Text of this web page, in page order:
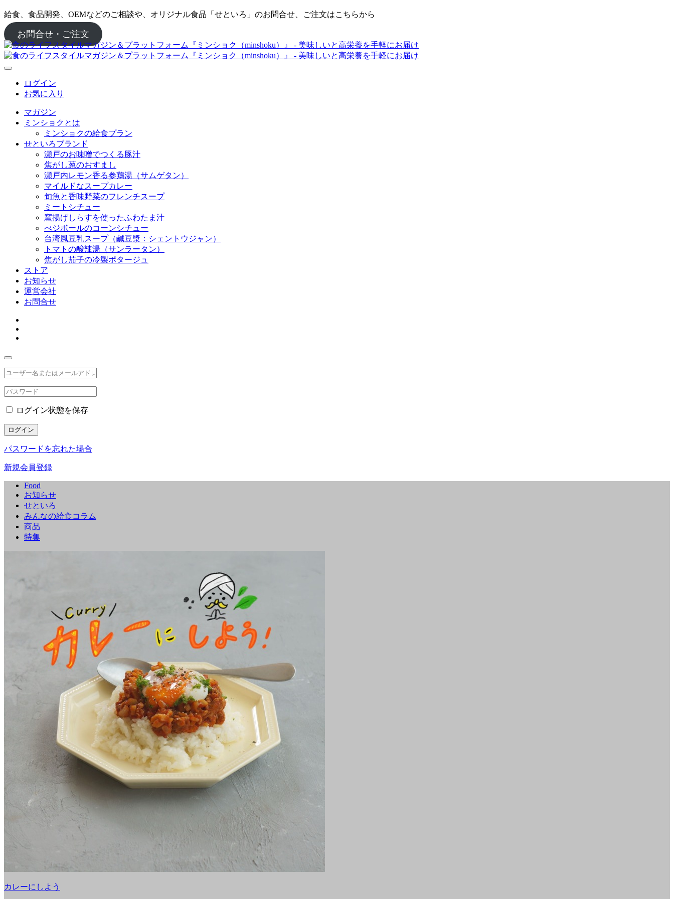
給食、食品開発、OEMなどのご相談や、オリジナル食品「せといろ」のお問合せ、ご注文はこちらから
お問合せ・ご注文
ログイン
お気に入り
マガジン
ミンショクとは
ミンショクの給食プラン
せといろブランド
瀬戸のお味噌でつくる豚汁
焦がし葱のおすまし
瀬戸内レモン香る参鶏湯（サムゲタン）
マイルドなスープカレー
旬魚と香味野菜のフレンチスープ
ミートシチュー
窯揚げしらすを使ったふわたま汁
べジボールのコーンシチュー
台湾風豆乳スープ（鹹豆漿：シェントウジャン）
トマトの酸辣湯（サンラータン）
焦がし茄子の冷製ポタージュ
ストア
お知らせ
運営会社
お問合せ
ログイン状態を保存
ログイン
パスワードを忘れた場合
新規会員登録
Food
お知らせ
せといろ
みんなの給食コラム
商品
特集
カレーにしよう